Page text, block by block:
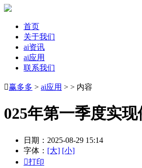
首页
关于我们
ai资讯
ai应用
联系我们
赢多多 > ai应用 > > 内容
025年第一季度实
日期：2025-08-29 15:14
字体： [大] [小]
打印